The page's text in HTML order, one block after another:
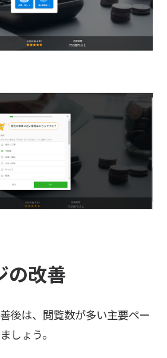
の改善
後は、閲覧数が多い主要ペー
しょう。